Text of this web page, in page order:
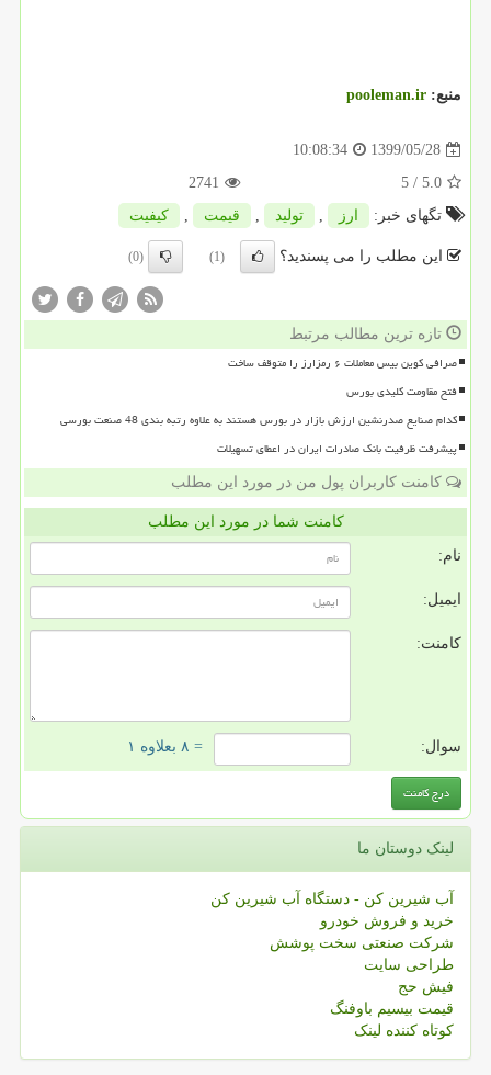
منبع: pooleman.ir
1399/05/28
10:08:34
5.0
/ 5
2741
تگهای خبر:
ارز , تولید , قیمت , كیفیت
این مطلب را می پسندید؟ (1)
(0)
تازه ترین مطالب مرتبط
صرافی کوین بیس معاملات ۶ رمزارز را متوقف ساخت
فتح مقاومت کلیدی بورس
کدام صنایع صدرنشین ارزش بازار در بورس هستند به علاوه رتبه بندی 48 صنعت بورسی
پیشرفت ظرفیت بانک صادرات ایران در اعطای تسهیلات
کامنت کاربران پول من در مورد این مطلب
کامنت شما در مورد این مطلب
نام:
ایمیل:
کامنت:
سوال: = ۸ بعلاوه ۱
لینک دوستان ما
آب شیرین کن - دستگاه آب شیرین کن
خرید و فروش خودرو
شرکت صنعتی سخت پوشش
طراحی سایت
فیش حج
قیمت بیسیم باوفنگ
کوتاه کننده لینک